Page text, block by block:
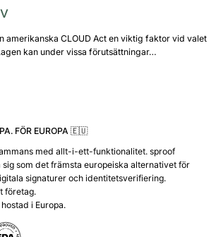
amerikanska CLOUD Act en viktig faktor vid valet
kan under vissa förutsättningar…
FÖR EUROPA 🇪🇺
med allt-i-ett-funktionalitet. sproof
som det främsta europeiska alternativet för
signaturer och identitetsverifiering.
företag.
i Europa.